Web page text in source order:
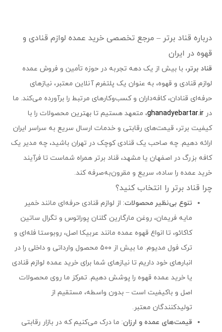
درباره قناد برتر – مرجع تخصصی خرید عمده لوازم قنادی و
قهوه در ایران
قناد برتر، با بیش از یک دهه تجربه در حوزه تأمین و فروش عمده
لوازم قنادی و قهوه، به عنوان یک پلتفرم آنلاین معتبر، نیازهای
حرفه‌ای قنادان، کافه‌داران و کسب‌وکارهای مرتبط را برآورده می‌کند. ما
در ghanadyebartar.ir، متعهد هستیم تا بهترین محصولات را با
کیفیت برتر، قیمت‌های رقابتی و خدمات ارسال سریع به سراسر ایران
ارائه دهیم. چه صاحب یک قنادی کوچک در تهران باشید، چه مدیر یک
کافه بزرگ در اصفهان یا مشهد، قناد برتر همراه شماست تا فرآیند
خرید عمده را ساده، سریع و مقرون‌به‌صرفه کند.
چرا قناد برتر را انتخاب کنید؟
تنوع بی‌نظیر محصولات: از لوازم قنادی حرفه‌ای مانند خمیر
مایه فریمان، روغن مارگارین گلنان پوراتوس و تگرال ساتین
کاکائو، تا انواع قهوه عمده مانند عربیکا اصل، روبوستا فله‌ای و
ترک فول مدیوم. ما بیش از ۵۰۰ محصول وارداتی و داخلی را در
انبارهای خود داریم تا نیازهای شما برای خرید عمده لوازم قنادی
یا خرید عمده قهوه را پوشش دهیم. تمرکز ما روی محصولات
اصل و باکیفیت است – بدون واسطه، مستقیم از
تولیدکنندگان معتبر.
قیمت‌های عمده و ارزان: ما درک می‌کنیم که در بازار رقابتی